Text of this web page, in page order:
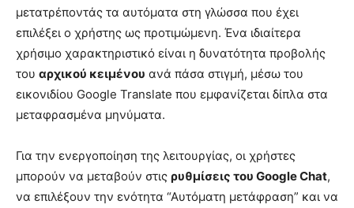
μετατρέποντάς τα αυτόματα στη γλώσσα που έχει
επιλέξει ο χρήστης ως προτιμώμενη. Ένα ιδιαίτερα
χρήσιμο χαρακτηριστικό είναι η δυνατότητα προβολής
του αρχικού κειμένου ανά πάσα στιγμή, μέσω του
εικονιδίου Google Translate που εμφανίζεται δίπλα στα
μεταφρασμένα μηνύματα.
Για την ενεργοποίηση της λειτουργίας, οι χρήστες
μπορούν να μεταβούν στις ρυθμίσεις του Google Chat,
να επιλέξουν την ενότητα “Αυτόματη μετάφραση” και να